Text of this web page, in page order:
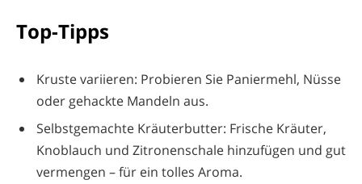
Top-Tipps
Kruste variieren: Probieren Sie Paniermehl, Nüsse
oder gehackte Mandeln aus.
Selbstgemachte Kräuterbutter: Frische Kräuter,
Knoblauch und Zitronenschale hinzufügen und gut
vermengen – für ein tolles Aroma.